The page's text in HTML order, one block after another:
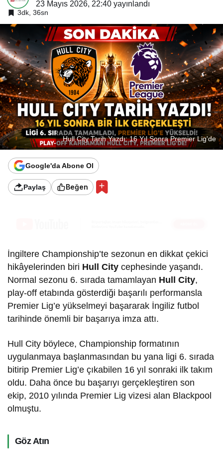
23 Mayıs 2026, 22:40 yayınlandı
3dk, 36sn
Hull City Tarih Yazdı: 16 Yıl Sonra Premier Lig'de
Google'da Abone Ol
Paylaş Beğen
İngiltere Championship’te sezonun en dikkat çekici
hikâyelerinden biri Hull City cephesinde yaşandı.
Normal sezonu 6. sırada tamamlayan Hull City,
play-off etabında gösterdiği başarılı performansla
Premier Lig’e yükselmeyi başararak İngiliz futbol
tarihinde önemli bir başarıya imza attı.
Hull City böylece, Championship formatının
uygulanmaya başlanmasından bu yana ligi 6. sırada
bitirip Premier Lig’e çıkabilen 16 yıl sonraki ilk takım
oldu. Daha önce bu başarıyı gerçekleştiren son
ekip, 2010 yılında Premier Lig vizesi alan Blackpool
olmuştu.
Göz Atın